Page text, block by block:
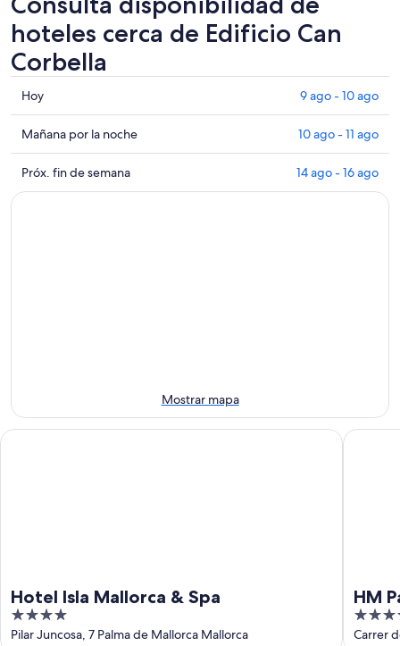
hoteles cerca de Edificio Can
Corbella
Consultar
los
precios
cerca
de
Edificio
Hoy 9 ago - 10 ago
Consultar
precios
cerca
de
11
ago
Mañana por la noche 10 ago - 11 ago
Consultar
precios
14
ago
Próx. fin de semana 14 ago - 16 ago
Mostrar mapa
Hotel Isla Mallorca & Spa
4
out
Pilar Juncosa, 7 Palma de Mallorca Mallorca
Hotel Isla Mallorca & Spa
HM
4.5
out
Carrer
HM